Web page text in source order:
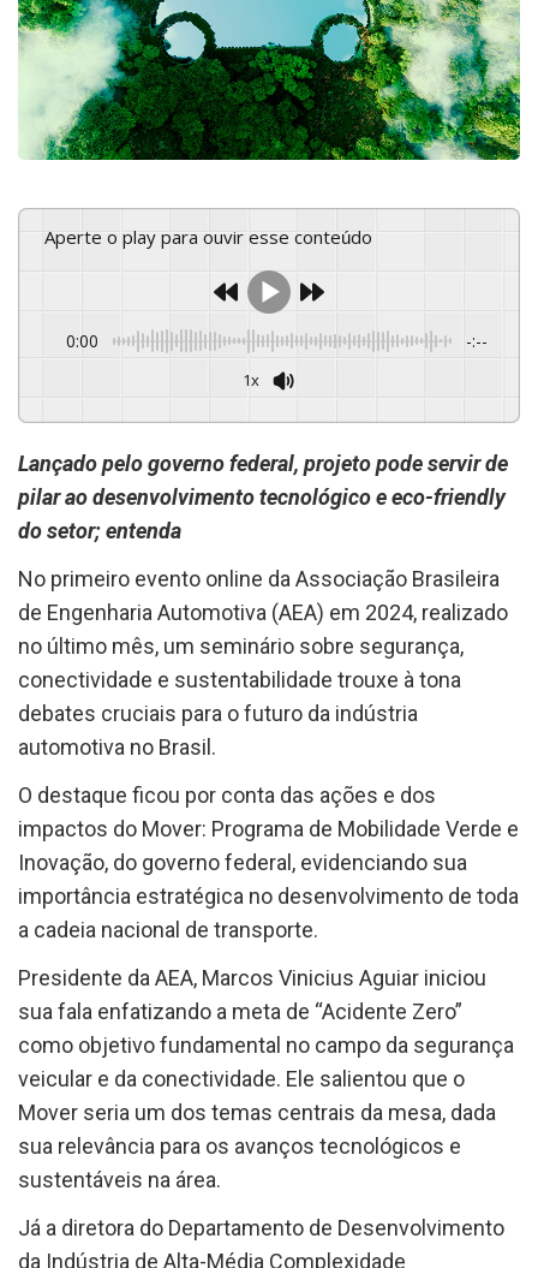
Aperte o play para ouvir esse conteúdo
0:00 -:--
1x
GSpeech
Lançado pelo governo federal, projeto pode servir de
pilar ao desenvolvimento tecnológico e eco-friendly
do setor; entenda
No primeiro evento online da Associação Brasileira
de Engenharia Automotiva (AEA) em 2024, realizado
no último mês, um seminário sobre segurança,
conectividade e sustentabilidade trouxe à tona
debates cruciais para o futuro da indústria
automotiva no Brasil.
O destaque ficou por conta das ações e dos
impactos do Mover: Programa de Mobilidade Verde e
Inovação, do governo federal, evidenciando sua
importância estratégica no desenvolvimento de toda
a cadeia nacional de transporte.
Presidente da AEA, Marcos Vinicius Aguiar iniciou
sua fala enfatizando a meta de “Acidente Zero”
como objetivo fundamental no campo da segurança
veicular e da conectividade. Ele salientou que o
Mover seria um dos temas centrais da mesa, dada
sua relevância para os avanços tecnológicos e
sustentáveis na área.
Já a diretora do Departamento de Desenvolvimento
da Indústria de Alta-Média Complexidade